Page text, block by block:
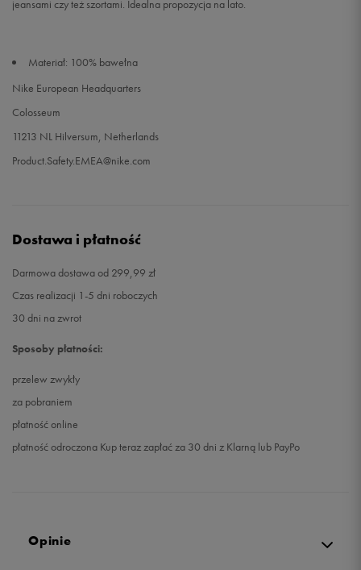
jeansami czy też szortami. Idealna propozycja na lato.
Materiał: 100% bawełna
Nike European Headquarters
Colosseum
11213 NL Hilversum, Netherlands
Product.Safety.EMEA@nike.com
Dostawa i płatność
Darmowa dostawa od 299,99 zł
Czas realizacji 1-5 dni roboczych
30 dni na zwrot
Sposoby płatności:
przelew zwykły
za pobraniem
płatność online
płatność odroczona Kup teraz zapłać za 30 dni z Klarną lub PayPo
Opinie